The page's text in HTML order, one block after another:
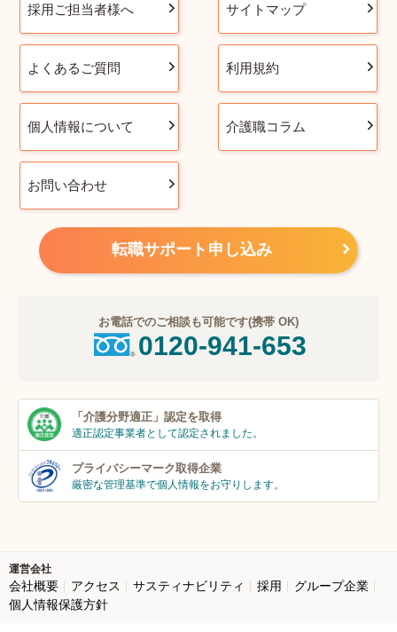
採用ご担当者様へ サイトマップ
よくあるご質問 利用規約
個人情報について 介護職コラム
お問い合わせ
転職サポート申し込み
お電話でのご相談も可能です(携帯 OK)
0120-941-653
「介護分野適正」 認定を取得
適正認定事業者として認定されました。
プライバシーマーク取得企業
厳密な管理基準で個人情報をお守りします。
運営会社
会社概要 アクセス サスティナビリティ 採用
グループ企業
個人情報保護方針